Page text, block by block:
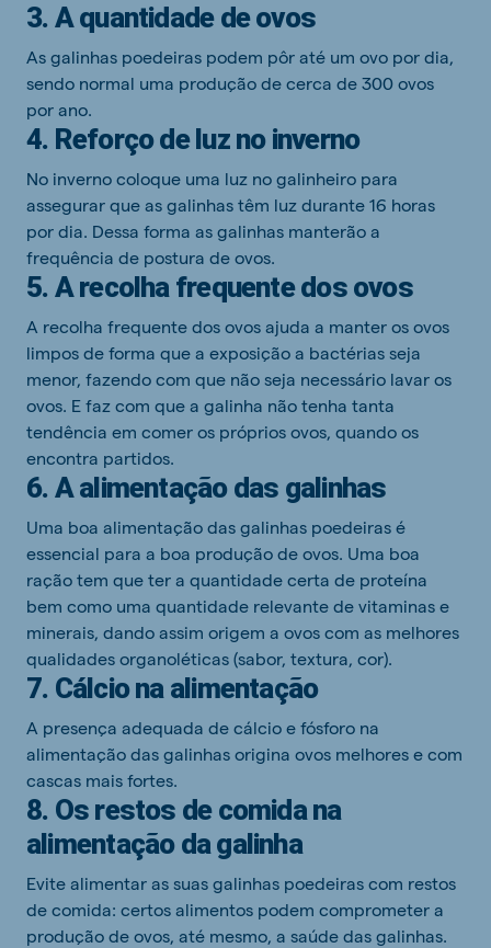
3. A quantidade de ovos
As galinhas poedeiras podem pôr até um ovo por dia,
sendo normal uma produção de cerca de 300 ovos
por ano.
4. Reforço de luz no inverno
No inverno coloque uma luz no galinheiro para
assegurar que as galinhas têm luz durante 16 horas
por dia. Dessa forma as galinhas manterão a
frequência de postura de ovos.
5. A recolha frequente dos ovos
A recolha frequente dos ovos ajuda a manter os ovos
limpos de forma que a exposição a bactérias seja
menor, fazendo com que não seja necessário lavar os
ovos. E faz com que a galinha não tenha tanta
tendência em comer os próprios ovos, quando os
encontra partidos.
6. A alimentação das galinhas
Uma boa alimentação das galinhas poedeiras é
essencial para a boa produção de ovos. Uma boa
ração tem que ter a quantidade certa de proteína
bem como uma quantidade relevante de vitaminas e
minerais, dando assim origem a ovos com as melhores
qualidades organoléticas (sabor, textura, cor).
7. Cálcio na alimentação
A presença adequada de cálcio e fósforo na
alimentação das galinhas origina ovos melhores e com
cascas mais fortes.
8. Os restos de comida na
alimentação da galinha
Evite alimentar as suas galinhas poedeiras com restos
de comida: certos alimentos podem comprometer a
produção de ovos, até mesmo, a saúde das galinhas.